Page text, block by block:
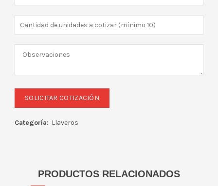
Categoría: Llaveros
PRODUCTOS RELACIONADOS